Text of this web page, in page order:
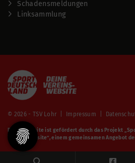
Schadensmeldungen
Linksammlung
© 2026 - TSV Lohr | Impressum
Diese Website ist gefördert durch das Projekt
Vereinswebsite”, einem gemeinsamen Angebot des